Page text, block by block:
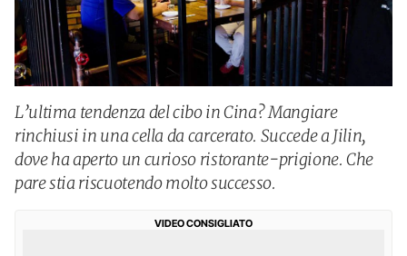
L’ultima tendenza del cibo in Cina? Mangiare
rinchiusi in una cella da carcerato. Succede a Jilin,
dove ha aperto un curioso ristorante-prigione. Che
pare stia riscuotendo molto successo.
VIDEO CONSIGLIATO